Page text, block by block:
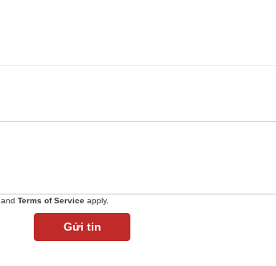
and Terms of Service apply.
Gửi tin